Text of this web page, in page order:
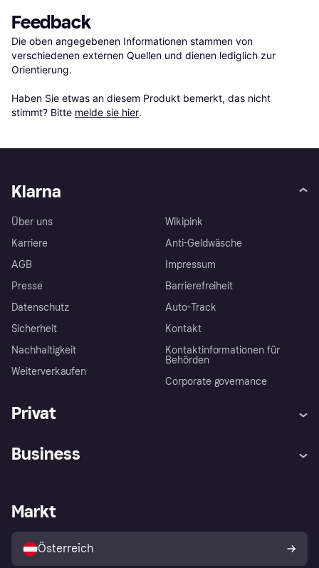
Feedback
Die oben angegebenen Informationen stammen von
verschiedenen externen Quellen und dienen lediglich zur
Orientierung.
Haben Sie etwas an diesem Produkt bemerkt, das nicht
stimmt? Bitte melde sie hier.
Klarna
Über uns
Karriere
AGB
Presse
Datenschutz
Sicherheit
Nachhaltigkeit
Weiterverkaufen
Wikipink
Anti-Geldwäsche
Impressum
Barrierefreiheit
Auto-Track
Kontakt
Kontaktinformationen für
Behörden
Corporate governance
Privat
Shops entdecken
Business
Händlerportal
Markt
Österreich